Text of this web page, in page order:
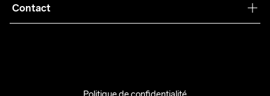
Collaborations
Retours
Contact